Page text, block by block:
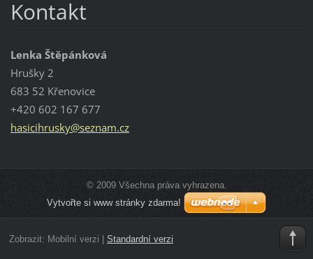
Kontakt
Lenka Štěpánková
Hrušky 2
683 52 Křenovice
+420 602 167 677
hasicihrusky@seznam.cz
© 2009 Všechna práva vyhrazena.
Vytvořte si www stránky zdarma!
Zobrazit: Mobilní verzi Standardní verzi